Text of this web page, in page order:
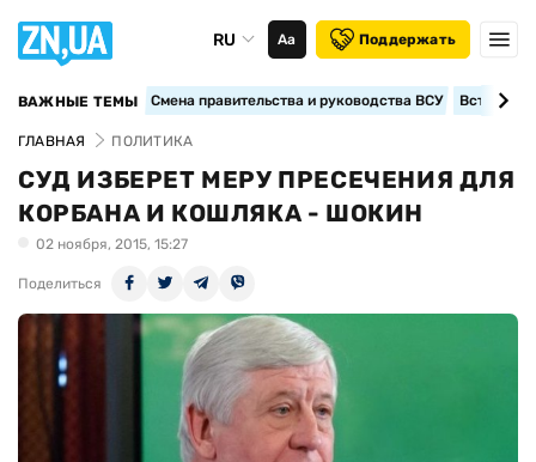
RU Аа Поддержать
ВАЖНЫЕ ТЕМЫ Смена правительства и руководства ВСУ
ГЛАВНАЯ ПОЛИТИКА
СУД ИЗБЕРЕТ МЕРУ ПРЕСЕЧЕНИЯ ДЛЯ
КОРБАНА И КОШЛЯКА - ШОКИН
02 ноября, 2015, 15:27
Поделиться